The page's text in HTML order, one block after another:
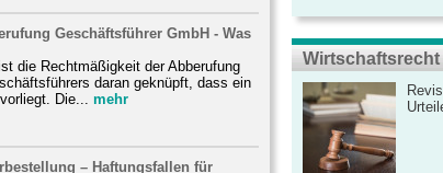
Geschäftsführer GmbH - Was
die Rechtmäßigkeit der Abberufung
daran geknüpft, dass ein
Die...
mehr
– Haftungsfallen für
Wirtschaftsrecht